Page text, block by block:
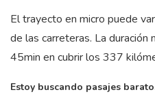
El trayecto en micro puede
de las carreteras. La duración
45min en cubrir los 337
Estoy buscando pasajes